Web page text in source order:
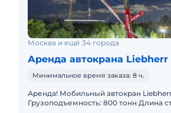
Москва и ещё 34 города
Аренда автокрана Liebherr
Минимальное время заказа: 8 ч.
Аренда! Мобильный автокран Liebherr
Грузоподъемность: 800 тонн Длина стрелы: 52+152 м В